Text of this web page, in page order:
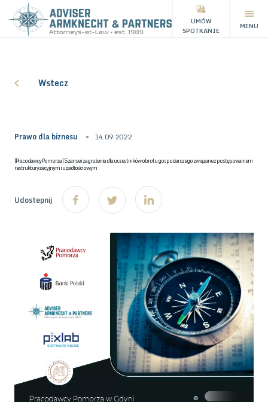
UMÓW
SPOTKANIE
MENU
Wstecz
Prawo dla biznesu 14.09.2022
[Pracodawcy Pomorza] Szanse i zagrożenia dla uczestników obrotu gospodarczego związane z postępowaniem
restrukturyzacyjnym i upadłościowym
Udostepnij